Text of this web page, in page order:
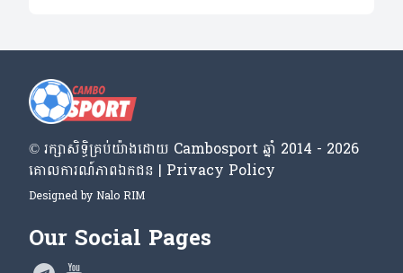
© រក្សា​សិទ្ធិ​គ្រប់​យ៉ាង​ដោយ​ Cambosport ឆ្នាំ 2014 - 2026
គោលការណ៍​ភាព​ឯកជន | Privacy Policy
Designed by Nalo RIM
Our Social Pages